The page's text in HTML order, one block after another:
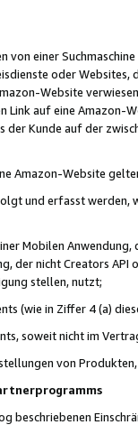
von einer
oder Websites,
Website
Link auf eine
der Kunde auf der
Amazon-Website
und erfasst werden,
Mobilen
der nicht Creators
stellen, nutzt;
(wie in Ziffer 4 (a)
soweit nicht im
von
beschriebenen